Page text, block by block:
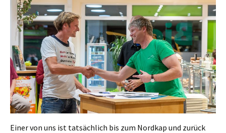
Einer von uns ist tatsächlich bis zum Nordkap und zurück